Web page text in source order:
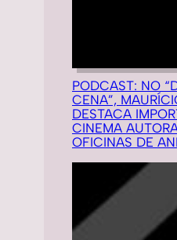
PODCAST: NO
CENA”,
DESTACA
CINEMA
OFICINAS DE